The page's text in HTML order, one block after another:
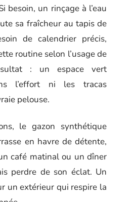
besoin, un rinçage à l’eau
sa fraîcheur au tapis de
de calendrier précis,
routine selon l’usage de
: un espace vert
l’effort ni les tracas
pelouse.
le gazon synthétique
en havre de détente,
café matinal ou un dîner
perdre de son éclat. Un
un extérieur qui respire la